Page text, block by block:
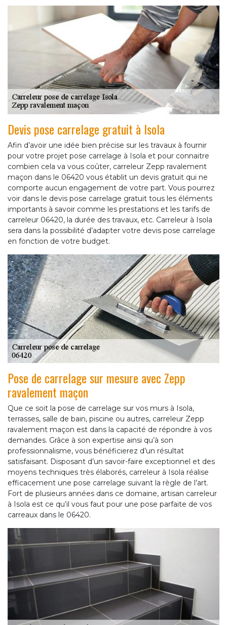
Devis pose carrelage gratuit à Isola
Afin d’avoir une idée bien précise sur les travaux à fournir
pour votre projet pose carrelage à Isola et pour connaitre
combien cela va vous coûter, carreleur Zepp ravalement
maçon dans le 06420 vous établit un devis gratuit qui ne
comporte aucun engagement de votre part. Vous pourrez
voir dans le devis pose carrelage gratuit tous les éléments
importants à savoir comme les prestations et les tarifs de
carreleur 06420, la durée des travaux, etc. Carreleur à Isola
sera dans la possibilité d’adapter votre devis pose carrelage
en fonction de votre budget.
Pose de carrelage sur mesure avec Zepp
ravalement maçon
Que ce soit la pose de carrelage sur vos murs à Isola,
terrasses, salle de bain, piscine ou autres, carreleur Zepp
ravalement maçon est dans la capacité de répondre à vos
demandes. Grâce à son expertise ainsi qu’à son
professionnalisme, vous bénéficierez d’un résultat
satisfaisant. Disposant d’un savoir-faire exceptionnel et des
moyens techniques très élaborés, carreleur à Isola réalise
efficacement une pose carrelage suivant la règle de l’art.
Fort de plusieurs années dans ce domaine, artisan carreleur
à Isola est ce qu’il vous faut pour une pose parfaite de vos
carreaux dans le 06420.